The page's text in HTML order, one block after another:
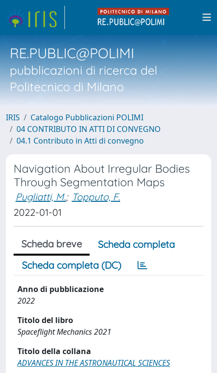
RE.PUBLIC@POLIMI
pubblicazioni di ricerca del
Politecnico di Milano
IRIS
Catalogo Pubblicazioni POLIMI
04 CONTRIBUTO IN ATTI DI CONVEGNO
04.1 Contributo in Atti di convegno
Navigation About Irregular Bodies
Through Segmentation Maps
Pugliatti, M.; Topputo, F.
2022-01-01
Scheda breve
Scheda completa
Scheda completa (DC)
Anno di pubblicazione
2022
Titolo del libro
Spaceflight Mechanics 2021
Titolo della collana
ADVANCES IN THE ASTRONAUTICAL SCIENCES